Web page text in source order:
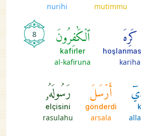
mutimmu
nurihi
كَرِهَ
kariha
ٱلۡكَٰفِرُونَ
kafirler
al-kafiruna
8
أَرۡسَلَ
gönderdi
arsala
رَسُولَهُۥ
elçisini
rasulahu